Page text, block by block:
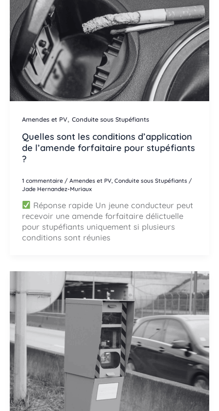
Amendes et PV, Conduite sous Stupéfiants
Quelles sont les conditions d’application
de l’amende forfaitaire pour stupéfiants
?
1 commentaire / Amendes et PV, Conduite sous Stupéfiants/
Jade Hernandez-Muriaux
Réponse rapide Un jeune conducteur peut
recevoir une amende forfaitaire délictuelle
pour stupéfiants uniquement si plusieurs
conditions sont réunies